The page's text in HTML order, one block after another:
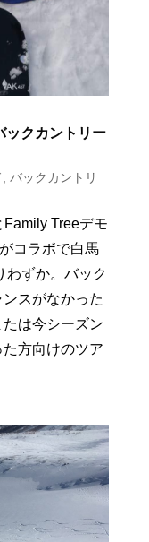
ックカントリー
, バックカントリ
Treeデモ
コラボで白馬
わずか。バック
スがなかった
は今シーズン
方向けのツア